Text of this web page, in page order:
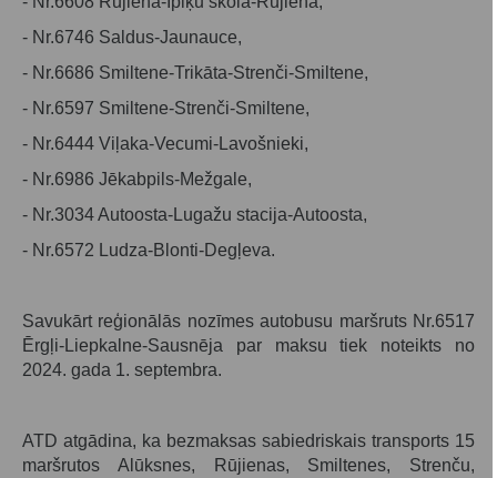
- Nr.6746 Saldus-Jaunauce,
- Nr.6686 Smiltene-Trikāta-Strenči-Smiltene,
- Nr.6597 Smiltene-Strenči-Smiltene,
- Nr.6444 Viļaka-Vecumi-Lavošnieki,
- Nr.6986 Jēkabpils-Mežgale,
- Nr.3034 Autoosta-Lugažu stacija-Autoosta,
- Nr.6572 Ludza-Blonti-Degļeva.
Savukārt reģionālās nozīmes autobusu maršruts Nr.6517
Ērgļi-Liepkalne-Sausnēja par maksu tiek noteikts no
2024. gada 1. septembra.
ATD atgādina, ka bezmaksas sabiedriskais transports 15
maršrutos Alūksnes, Rūjienas, Smiltenes, Strenču,